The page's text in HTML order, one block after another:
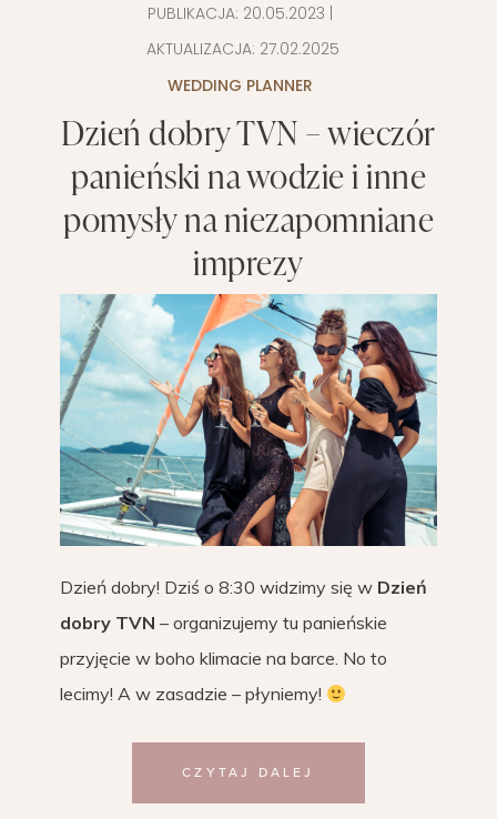
PUBLIKACJA: 20.05.2023 |
AKTUALIZACJA: 27.02.2025
WEDDING PLANNER
Dzień dobry TVN – wieczór
panieński na wodzie i inne
pomysły na niezapomniane
imprezy
Dzień dobry! Dziś o 8:30 widzimy się w Dzień
dobry TVN – organizujemy tu panieńskie
przyjęcie w boho klimacie na barce. No to
lecimy! A w zasadzie – płyniemy!
CZYTAJ DALEJ